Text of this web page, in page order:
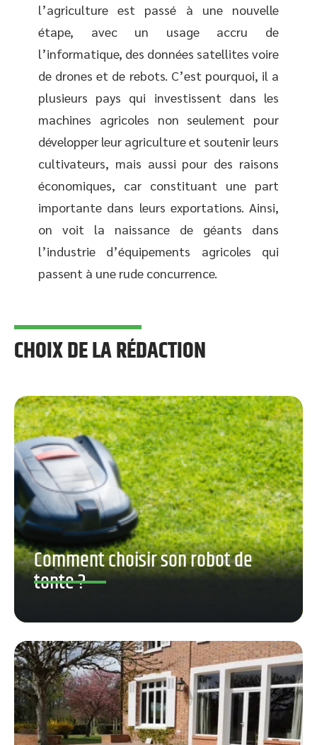
l’agriculture est passé à une nouvelle
étape, avec un usage accru de
l’informatique, des données satellites voire
de drones et de rebots. C’est pourquoi, il a
plusieurs pays qui investissent dans les
machines agricoles non seulement pour
développer leur agriculture et soutenir leurs
cultivateurs, mais aussi pour des raisons
économiques, car constituant une part
importante dans leurs exportations. Ainsi,
on voit la naissance de géants dans
l’industrie d’équipements agricoles qui
passent à une rude concurrence.
CHOIX DE LA RÉDACTION
Comment choisir son robot de
tonte ?